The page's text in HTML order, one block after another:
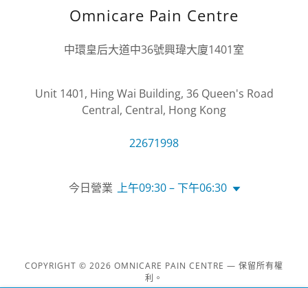
Omnicare Pain Centre
中環皇后大道中36號興瑋大廈1401室
Unit 1401, Hing Wai Building, 36 Queen's Road
Central, Central, Hong Kong
22671998
今日營業 上午09:30 – 下午06:30
COPYRIGHT © 2026 OMNICARE PAIN CENTRE — 保留所有權
利。